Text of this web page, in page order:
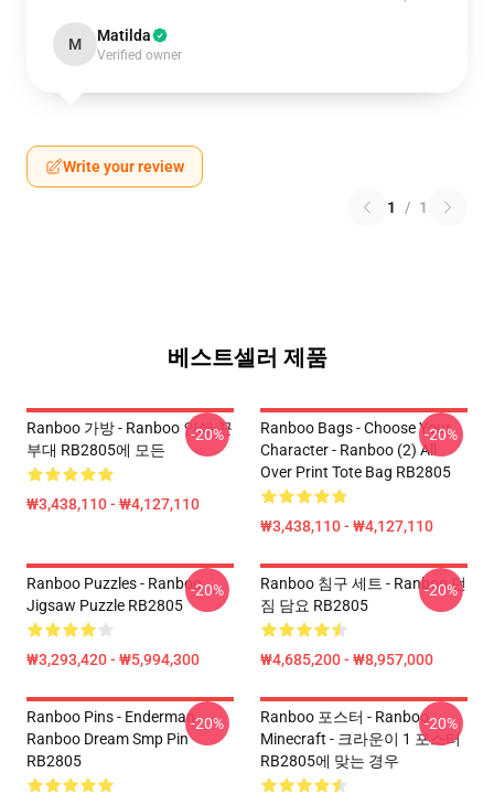
M Matilda
Verified owner
Write your review
1 / 1
베스트셀러 제품
Ranboo 가방 - Ranboo 인쇄 끈
부대 RB2805에 모든
₩3,438,110 - ₩4,127,110
-20%
Ranboo Bags - Choose Your
Character - Ranboo (2) All
Over Print Tote Bag RB2805
₩3,438,110 - ₩4,127,110
-20%
Ranboo Puzzles - Ranboo
Jigsaw Puzzle RB2805
₩3,293,420 - ₩5,994,300
-20%
Ranboo 침구 세트 - Ranboo 던
짐 담요 RB2805
₩4,685,200 - ₩8,957,000
-20%
Ranboo Pins - Enderman
Ranboo Dream Smp Pin
RB2805
-20%
Ranboo 포스터 - Ranboo
Minecraft - 크라운이 1 포스터
RB2805에 맞는 경우
-20%